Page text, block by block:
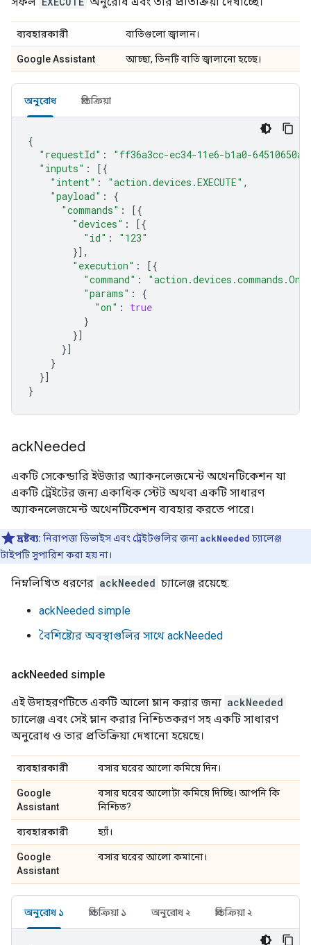
ব্যবহারকারী বাতিগুলো জ্বালান।
Google Assistant আচ্ছা, তিনটি বাতি জ্বালানো হচ্ছে।
অনুরোধ প্রতিক্রিয়া
{
"requestId" :
"ff36a3cc-ec34-11e6-b1a0-
"inputs" :
[{
"intent" : "action.devices.EXECUTE" ,
"payload" :
{
"commands" :
[{
"devices" :
[{
"id" :
"123"
}],
"execution" :
[{
"command" :
"params" :
{
"on" :
true
}
}]
}]
}
}]
}
ackNeeded
একটি সেকেন্ডারি ইউজার অ্যাকনলেজমেন্ট অথেনটিকেশন যা
একটি ট্রেইটের জন্য একাধিক স্টেট অথবা একটি সাধারণ
অ্যাকনলেজমেন্ট অথেনটিকেশন ব্যবহার করতে পারে।
দ্রষ্টব্য: নিরাপত্তা ডিভাইস এবং ট্রেইটগুলির জন্য ackNeeded চ্যালেঞ্জ
টাইপটি সুপারিশ করা হয় না।
নিম্নলিখিত ধরণের ackNeeded চ্যালেঞ্জ রয়েছে:
ackNeeded simple
বৈশিষ্ট্যের অবস্থাগুলির সাথে ackNeeded
ackNeeded simple
এই উদাহরণটিতে একটি আলো ম্লান করার জন্য ackNeeded
চ্যালেঞ্জ এবং সেই ম্লান করার নিশ্চিতকরণ সহ একটি সাধারণ
অনুরোধ ও তার প্রতিক্রিয়া দেখানো হয়েছে।
ব্যবহারকারী বসার ঘরের আলো কমিয়ে দিন।
Google
Assistant
বসার ঘরের আলোটা কমিয়ে দিচ্ছি। আপনি কি
নিশ্চিত?
ব্যবহারকারী হ্যাঁ।
Google
Assistant
বসার ঘরের আলো কমানো।
অনুরোধ ১ প্রতিক্রিয়া ১ অনুরোধ ২ প্রতিক্রিয়া ২